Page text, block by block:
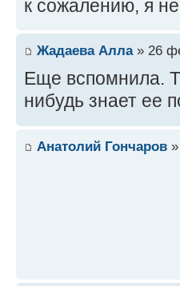
к сожалению, я
Жадаева Алла» 26
Еще вспомнила.
нибудь знает ее
Анатолий Гончаров